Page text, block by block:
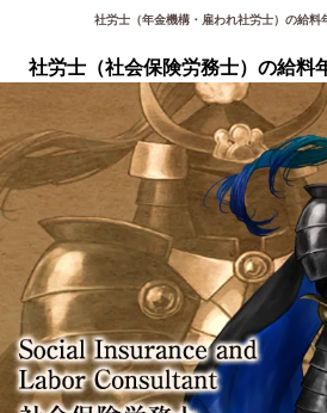
社労士（年金機構・雇われ社労士）の給料
社労士（社会保険労務士）の給料